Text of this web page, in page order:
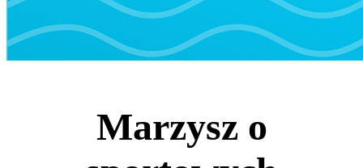
Marzysz o